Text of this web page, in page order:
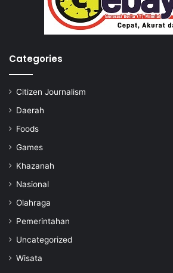
Categories
Citizen Journalism
Daerah
Foods
Games
Khazanah
Nasional
Olahraga
Pemerintahan
Uncategorized
Wisata